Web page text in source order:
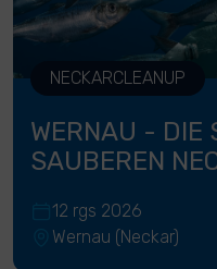
NECKARCLEANUP
WERNAU - DIE
SAUBEREN
12 rgs 2026
Wernau (Neckar)